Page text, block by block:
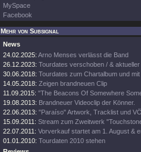
MySpace
Facebook
Mehr von Subsignal
News
24.02.2025: Arno Menses verlässt die Band
26.12.2023: Tourdates verschoben / & aktueller
30.06.2018: Tourdates zum Chartalbum und
14.05.2018: Zeigen brandneuen Clip
11.09.2015: "The Beacons Of Somewhere
19.08.2013: Brandneuer Videoclip der Könner.
22.06.2013: "Paraíso" Artwork, Tracklist und
15.09.2011: Stream zum Zweitwerk
22.07.2011: Vorverkauf startet am 1. August &
01.01.2010: Tourdaten 2010 stehen